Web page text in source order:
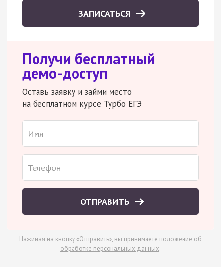
ЗАПИСАТЬСЯ
Получи бесплатный
демо-доступ
Оставь заявку и займи место
на бесплатном курсе Турбо ЕГЭ
ОТПРАВИТЬ
Нажимая на кнопку «Отправить», вы принимаете положение об
обработке персональных данных.